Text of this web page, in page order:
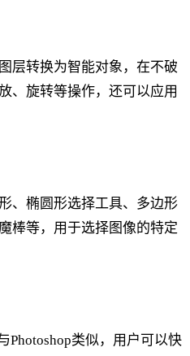
层转换为智能对象，在不破
、旋转等操作，还可以应用
、椭圆形选择工具、多边形
棒等，用于选择图像的特定
Photoshop类似，用户可以快